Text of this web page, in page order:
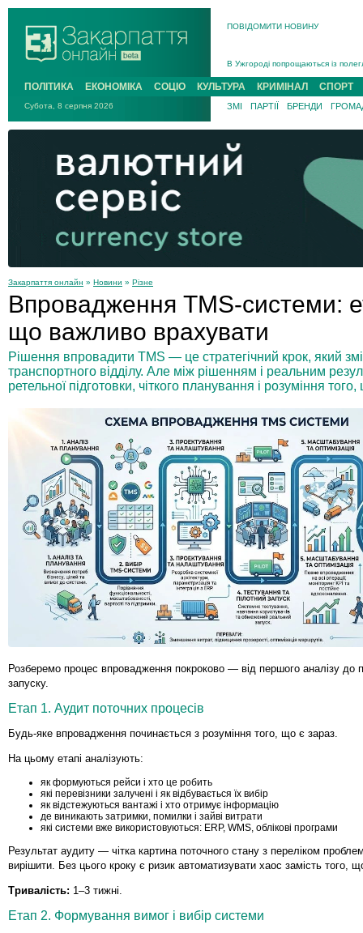
ПОВІДОМИТИ НОВИНУ
В Ужгороді попрощаються із
В Ужгороді 5 серпня
Підтвердили загибель
На війні з рф поліг військовий з
На Хустщині внаслідок ДТП за
Інструктора районного ТЦК на
ПОЛІТИКА ЕКОНОМІКА СОЦІО КУЛЬТУРА КРИМІНАЛ СПОРТ
Субота, 8 серпня 2026 ЗМІ ПАРТІЇ БРЕНДИ
Закарпаття онлайн » Новини » Різне
Впровадження TMS-системи:
що важливо врахувати
Рішення впровадити TMS — це стратегічний крок, який
транспортного відділу. Але між рішенням і реальним
ретельної підготовки, чіткого планування і розуміння
Розберемо процес впровадження покроково — від першого аналізу до
запуску.
Етап 1. Аудит поточних процесів
Будь-яке впровадження починається з розуміння того, що є зараз.
На цьому етапі аналізують:
як формуються рейси і хто це робить
які перевізники залучені і як відбувається їх вибір
як відстежуються вантажі і хто отримує інформацію
де виникають затримки, помилки і зайві витрати
які системи вже використовуються: ERP, WMS, облікові програми
Результат аудиту — чітка картина поточного стану з переліком
вирішити. Без цього кроку є ризик автоматизувати хаос замість того,
Тривалість: 1–3 тижні.
Етап 2. Формування вимог і вибір системи